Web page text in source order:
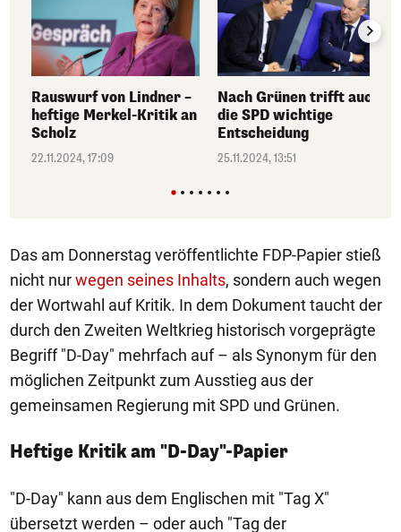
Rauswurf von Lindner –
heftige Merkel-Kritik an
Scholz
22.11.2024, 17:09
Nach Grünen trifft auch
die SPD wichtige
Entscheidung
25.11.2024, 13:51
Das am Donnerstag veröffentlichte FDP-Papier stieß
nicht nurwegen seines Inhalts, sondern auch wegen
der Wortwahl auf Kritik. In dem Dokument taucht der
durch den Zweiten Weltkrieg historisch vorgeprägte
Begriff "D-Day" mehrfach auf – als Synonym für den
möglichen Zeitpunkt zum Ausstieg aus der
gemeinsamen Regierung mit SPD und Grünen.
Heftige Kritik am "D-Day"-Papier
"D-Day" kann aus dem Englischen mit "Tag X"
übersetzt werden – oder auch "Tag der